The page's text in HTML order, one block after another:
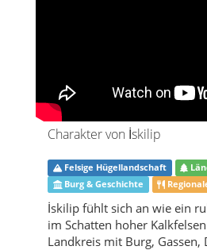
Felsige Hügellandschaft
Burg & Geschichte
İskilip fühlt sich an wie ein
im Schatten hoher
Landkreis mit Burg, Gassen,
weiten Tälern, in denen das
ganz bewusst langsamer ist.
Über den Landkreis